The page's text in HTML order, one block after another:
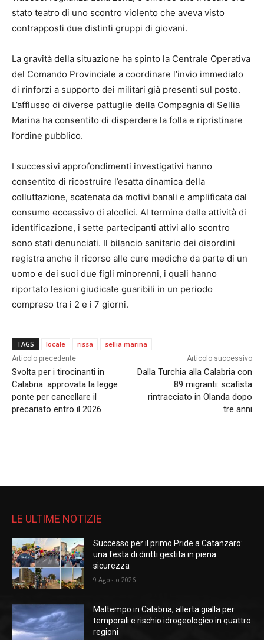
stato teatro di uno scontro violento che aveva visto
contrapposti due distinti gruppi di giovani.
La gravità della situazione ha spinto la Centrale Operativa
del Comando Provinciale a coordinare l’invio immediato
di rinforzi a supporto dei militari già presenti sul posto.
L’afflusso di diverse pattuglie della Compagnia di Sellia
Marina ha consentito di disperdere la folla e ripristinare
l’ordine pubblico.
I successivi approfondimenti investigativi hanno
consentito di ricostruire l’esatta dinamica della
colluttazione, scatenata da motivi banali e amplificata dal
consumo eccessivo di alcolici. Al termine delle attività di
identificazione, i sette partecipanti attivi allo scontro
sono stati denunciati. Il bilancio sanitario dei disordini
registra anche il ricorso alle cure mediche da parte di un
uomo e dei suoi due figli minorenni, i quali hanno
riportato lesioni giudicate guaribili in un periodo
compreso tra i 2 e i 7 giorni.
TAGS locale rissa sellia marina
Articolo precedente
Svolta per i tirocinanti in
Calabria: approvata la legge
ponte per cancellare il
precariato entro il 2026
Articolo successivo
Dalla Turchia alla Calabria con
89 migranti: scafista
rintracciato in Olanda dopo
tre anni
LE ULTIME NOTIZIE
Successo per il primo Pride a Catanzaro:
una festa di diritti gestita in piena
sicurezza
9 Agosto 2026
Maltempo in Calabria, allerta gialla per
temporali e rischio idrogeologico in quattro
regioni